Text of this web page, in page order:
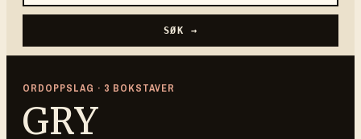
SØK →
ORDOPPSLAG · 3 BOKSTAVER
GRY